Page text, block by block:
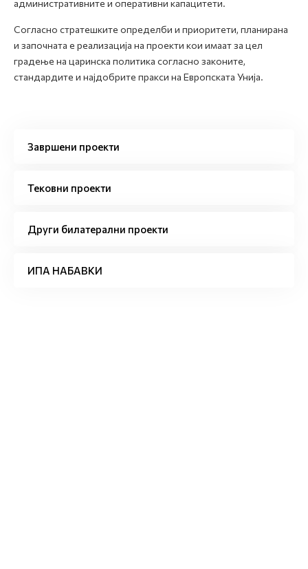
административните и оперативни капацитети.
Согласно стратешките определби и приоритети, планирана
и започната е реализација на проекти кои имаат за цел
градење на царинска политика согласно законите,
стандардите и најдобрите пракси на Европската Унија.
Завршени проекти
Тековни проекти
Други билатерални проекти
ИПА НАБАВКИ